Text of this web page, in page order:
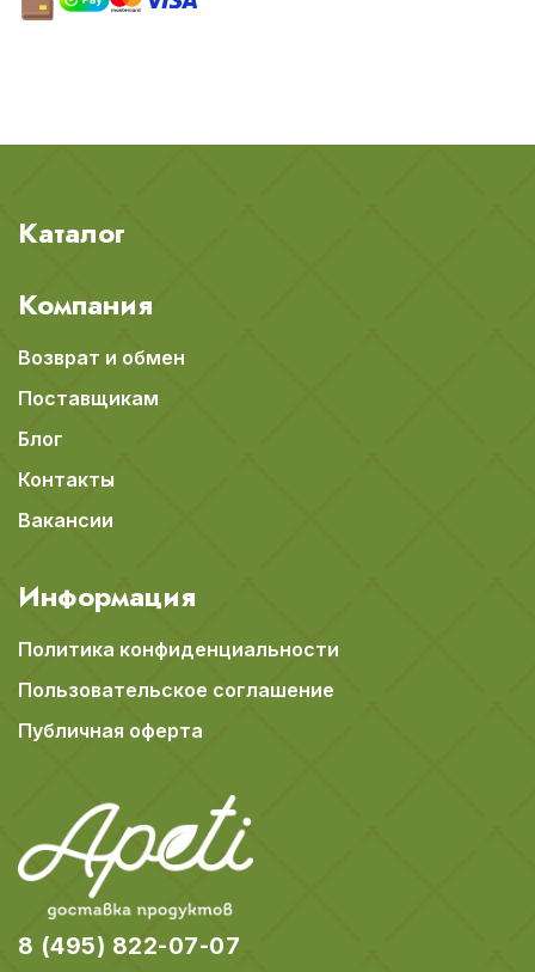
Каталог
Компания
Возврат и обмен
Поставщикам
Блог
Контакты
Вакансии
Информация
Политика конфиденциальности
Пользовательское соглашение
Публичная оферта
8 (495) 822-07-07